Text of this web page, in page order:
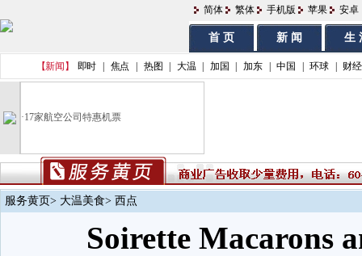
简体 繁体 手机版 苹果 安卓
首 页 新 闻 生
【新闻】 即时 焦点 热图 大温 加国 加东 中国 环球 财经
·17家航空公司特惠机票
服务黄页> 大温美食> 西点
Soirette Macarons